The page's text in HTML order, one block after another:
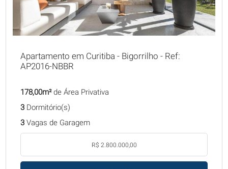
Apartamento em Curitiba - Bigorrilho - Ref:
AP2016-NBBR
178,00m²de Área Privativa
3Dormitório(s)
3Vagas de Garagem
R$ 2.800.000,00